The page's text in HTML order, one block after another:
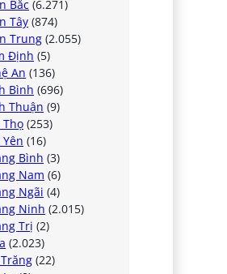
Bắc (6.271)
Tây (874)
Trung (2.055)
Định (5)
An (136)
Bình (696)
Thuận (9)
Thọ (253)
(16)
Bình (3)
Nam (6)
Ngãi (4)
Ninh (2.015)
Trị (2)
(2.023)
(22)